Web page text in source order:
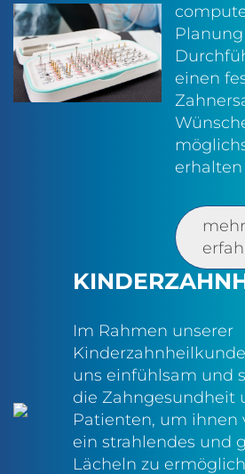
einen
mehr
Im Rahmen unserer
uns einfühlsam und
die Zahngesundheit
Patienten, um ihnen
ein strahlendes und
Lächeln zu